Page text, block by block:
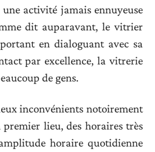
activité jamais ennuyeuse
dit auparavant, le vitrier
en dialoguant avec sa
par excellence, la vitrerie
de gens.
inconvénients notoirement
lieu, des horaires très
horaire quotidienne